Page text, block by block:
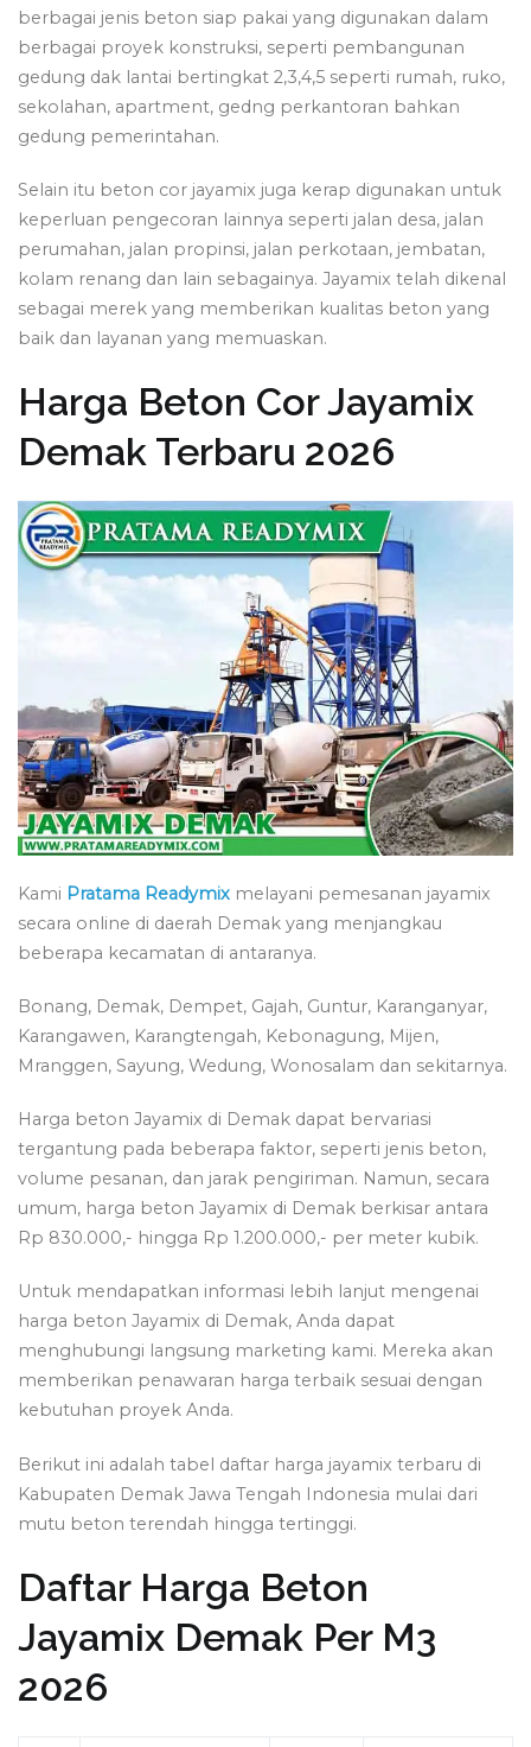
berbagai jenis beton siap pakai yang digunakan dalam
berbagai proyek konstruksi, seperti pembangunan
gedung dak lantai bertingkat 2,3,4,5 seperti rumah, ruko,
sekolahan, apartment, gedng perkantoran bahkan
gedung pemerintahan.
Selain itu beton cor jayamix juga kerap digunakan untuk
keperluan pengecoran lainnya seperti jalan desa, jalan
perumahan, jalan propinsi, jalan perkotaan, jembatan,
kolam renang dan lain sebagainya. Jayamix telah dikenal
sebagai merek yang memberikan kualitas beton yang
baik dan layanan yang memuaskan.
Harga Beton Cor Jayamix
Demak Terbaru 2026
Kami Pratama Readymix melayani pemesanan jayamix
secara online di daerah Demak yang menjangkau
beberapa kecamatan di antaranya.
Bonang, Demak, Dempet, Gajah, Guntur, Karanganyar,
Karangawen, Karangtengah, Kebonagung, Mijen,
Mranggen, Sayung, Wedung, Wonosalam dan sekitarnya.
Harga beton Jayamix di Demak dapat bervariasi
tergantung pada beberapa faktor, seperti jenis beton,
volume pesanan, dan jarak pengiriman. Namun, secara
umum, harga beton Jayamix di Demak berkisar antara
Rp 830.000,- hingga Rp 1.200.000,- per meter kubik.
Untuk mendapatkan informasi lebih lanjut mengenai
harga beton Jayamix di Demak, Anda dapat
menghubungi langsung marketing kami. Mereka akan
memberikan penawaran harga terbaik sesuai dengan
kebutuhan proyek Anda.
Berikut ini adalah tabel daftar harga jayamix terbaru di
Kabupaten Demak Jawa Tengah Indonesia mulai dari
mutu beton terendah hingga tertinggi.
Daftar Harga Beton
Jayamix Demak Per M3
2026